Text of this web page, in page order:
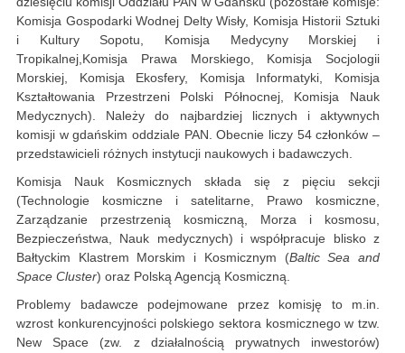
Komisja Gospodarki Wodnej Delty Wisły, Komisja Historii Sztuki
i Kultury Sopotu, Komisja Medycyny Morskiej i
Tropikalnej,Komisja Prawa Morskiego, Komisja Socjologii
Morskiej, Komisja Ekosfery, Komisja Informatyki, Komisja
Kształtowania Przestrzeni Polski Północnej, Komisja Nauk
Medycznych). Należy do najbardziej licznych i aktywnych
komisji w gdańskim oddziale PAN. Obecnie liczy 54 członków –
przedstawicieli różnych instytucji naukowych i badawczych.
Komisja Nauk Kosmicznych składa się z pięciu sekcji
(Technologie kosmiczne i satelitarne, Prawo kosmiczne,
Zarządzanie przestrzenią kosmiczną, Morza i kosmosu,
Bezpieczeństwa, Nauk medycznych) i współpracuje blisko z
Bałtyckim Klastrem Morskim i Kosmicznym (Baltic Sea and
Space Cluster) oraz Polską Agencją Kosmiczną.
Problemy badawcze podejmowane przez komisję to m.in.
wzrost konkurencyjności polskiego sektora kosmicznego w tzw.
New Space (zw. z działalnością prywatnych inwestorów)